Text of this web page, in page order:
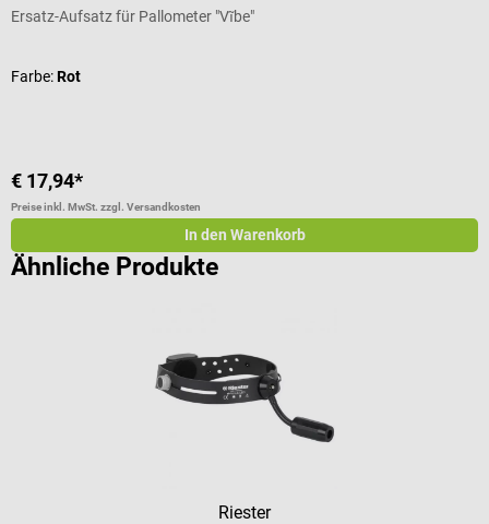
Ersatz-Aufsatz für Pallometer "Vĩbe"
Farbe:Rot
€ 17,94*
Preise inkl. MwSt. zzgl. Versandkosten
In den Warenkorb
Ähnliche Produkte
Riester